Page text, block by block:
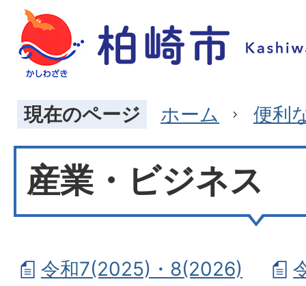
現在のページ ホーム 便利
産業・ビジネス
令和7(2025)・8(2026)